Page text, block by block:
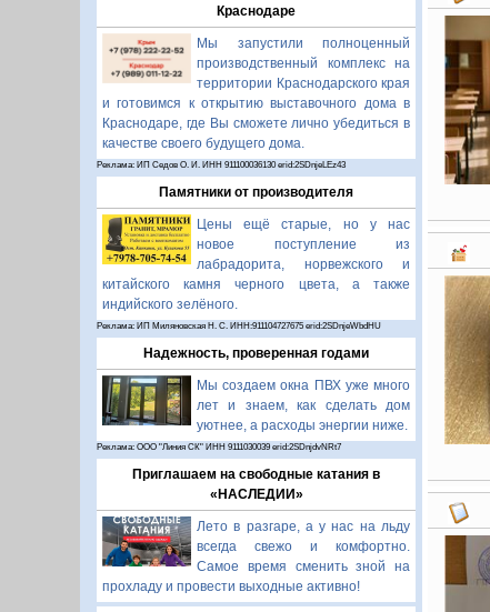
Краснодаре
Мы запустили полноценный
производственный комплекс на
территории Краснодарского края
и готовимся к открытию выставочного дома в
Краснодаре, где Вы сможете лично убедиться в
качестве своего будущего дома.
Реклама: ИП Седов О. И. ИНН 911100036130 erid:2SDnjeLEz43
Памятники от производителя
Цены ещё старые, но у нас
новое поступление из
лабрадорита, норвежского и
китайского камня черного цвета, а также
индийского зелёного.
Реклама: ИП Миляновская Н. С. ИНН:911104727675 erid:2SDnjeWbdHU
Надежность, проверенная годами
Мы создаем окна ПВХ уже много
лет и знаем, как сделать дом
уютнее, а расходы энергии ниже.
Реклама: ООО "Линия СК" ИНН 9111030039 erid:2SDnjdvNRt7
Приглашаем на свободные катания в
«НАСЛЕДИИ»
Лето в разгаре, а у нас на льду
всегда свежо и комфортно.
Самое время сменить зной на
прохладу и провести выходные активно!